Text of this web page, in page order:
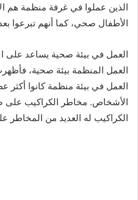
الذين عملوا في غرفة منظمة هم
الأطفال صحي، كما أنهم تبرعوا
العمل في بيئة صحية يساعد على
العمل المنظمة بيئة صحية،
العمل في بيئة منظمة كانوا
الأشخاص. مخاطر الكراكيب على
الكراكيب له العديد من